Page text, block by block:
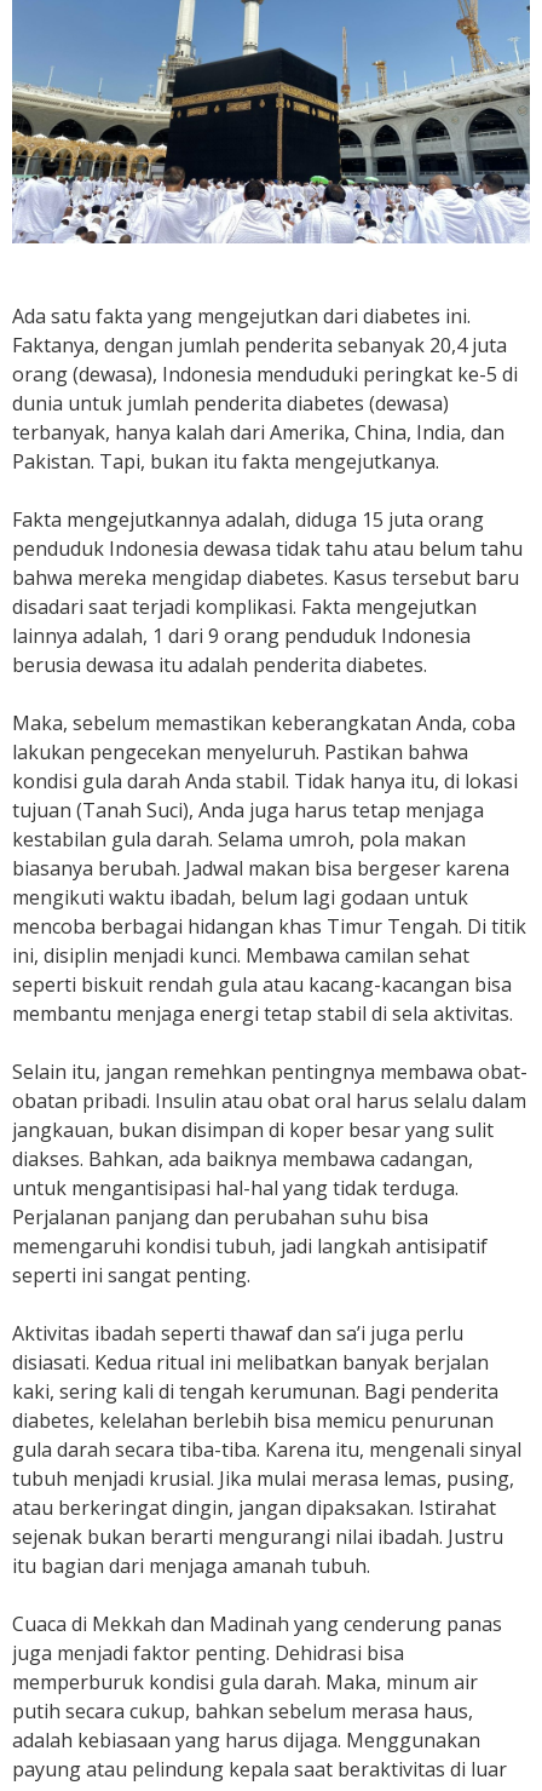
Ada satu fakta yang mengejutkan dari diabetes ini.
Faktanya, dengan jumlah penderita sebanyak 20,4 juta
orang (dewasa), Indonesia menduduki peringkat ke-5 di
dunia untuk jumlah penderita diabetes (dewasa)
terbanyak, hanya kalah dari Amerika, China, India, dan
Pakistan. Tapi, bukan itu fakta mengejutkanya.
Fakta mengejutkannya adalah, diduga 15 juta orang
penduduk Indonesia dewasa tidak tahu atau belum tahu
bahwa mereka mengidap diabetes. Kasus tersebut baru
disadari saat terjadi komplikasi. Fakta mengejutkan
lainnya adalah, 1 dari 9 orang penduduk Indonesia
berusia dewasa itu adalah penderita diabetes.
Maka, sebelum memastikan keberangkatan Anda, coba
lakukan pengecekan menyeluruh. Pastikan bahwa
kondisi gula darah Anda stabil. Tidak hanya itu, di lokasi
tujuan (Tanah Suci), Anda juga harus tetap menjaga
kestabilan gula darah. Selama umroh, pola makan
biasanya berubah. Jadwal makan bisa bergeser karena
mengikuti waktu ibadah, belum lagi godaan untuk
mencoba berbagai hidangan khas Timur Tengah. Di titik
ini, disiplin menjadi kunci. Membawa camilan sehat
seperti biskuit rendah gula atau kacang-kacangan bisa
membantu menjaga energi tetap stabil di sela aktivitas.
Selain itu, jangan remehkan pentingnya membawa obat-
obatan pribadi. Insulin atau obat oral harus selalu dalam
jangkauan, bukan disimpan di koper besar yang sulit
diakses. Bahkan, ada baiknya membawa cadangan,
untuk mengantisipasi hal-hal yang tidak terduga.
Perjalanan panjang dan perubahan suhu bisa
memengaruhi kondisi tubuh, jadi langkah antisipatif
seperti ini sangat penting.
Aktivitas ibadah seperti thawaf dan sa’i juga perlu
disiasati. Kedua ritual ini melibatkan banyak berjalan
kaki, sering kali di tengah kerumunan. Bagi penderita
diabetes, kelelahan berlebih bisa memicu penurunan
gula darah secara tiba-tiba. Karena itu, mengenali sinyal
tubuh menjadi krusial. Jika mulai merasa lemas, pusing,
atau berkeringat dingin, jangan dipaksakan. Istirahat
sejenak bukan berarti mengurangi nilai ibadah. Justru
itu bagian dari menjaga amanah tubuh.
Cuaca di Mekkah dan Madinah yang cenderung panas
juga menjadi faktor penting. Dehidrasi bisa
memperburuk kondisi gula darah. Maka, minum air
putih secara cukup, bahkan sebelum merasa haus,
adalah kebiasaan yang harus dijaga. Menggunakan
payung atau pelindung kepala saat beraktivitas di luar